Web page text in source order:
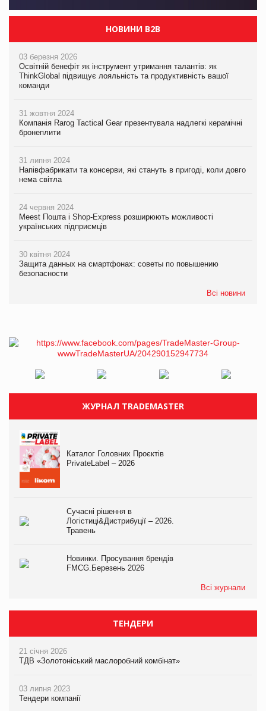
НОВИНИ B2B
03 березня 2026
Освітній бенефіт як інструмент утримання талантів: як
ThinkGlobal підвищує лояльність та продуктивність вашої
команди
31 жовтня 2024
Компанія Rarog Tactical Gear презентувала надлегкі керамічні
бронеплити
31 липня 2024
Напівфабрикати та консерви, які стануть в пригоді, коли довго
нема світла
24 червня 2024
Meest Пошта і Shop-Express розширюють можливості
українських підприємців
30 квітня 2024
Защита данных на смартфонах: советы по повышению
безопасности
Всі новини
ЖУРНАЛ TRADEMASTER
Каталог Головних Проєктів
PrivateLabel – 2026
Сучасні рішення в
Логістиці&Дистрибуції – 2026.
Травень
Новинки. Просування брендів
FMCG.Березень 2026
Всі журнали
ТЕНДЕРИ
21 січня 2026
ТДВ «Золотоніський маслоробний комбінат»
03 липня 2023
Тендери компанії